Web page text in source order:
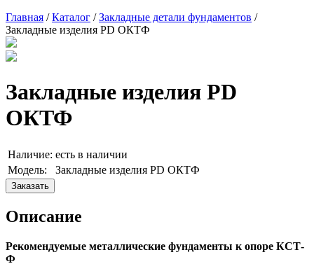
Главная /Каталог /Закладные детали фундаментов /
Закладные изделия PD ОКТФ
Закладные изделия PD
ОКТФ
Наличие: есть в наличии
Модель:
Закладные изделия PD ОКТФ
Заказать
Описание
Рекомендуемые металлические фундаменты к опоре КСТ-
Ф